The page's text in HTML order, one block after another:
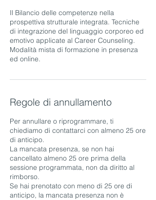
a
t
o
Il Bilancio delle competenze nella
prospettiva strutturale integrata. Tecniche
di integrazione del linguaggio corporeo ed
emotivo applicate al Career Counseling.
Modalità mista di formazione in presenza
ed online.
Regole di annullamento
Per annullare o riprogrammare, ti
chiediamo di contattarci con almeno 25 ore
di anticipo.
La mancata presenza, se non hai
cancellato almeno 25 ore prima della
sessione programmata, non da diritto al
rimborso.
Se hai prenotato con meno di 25 ore di
anticipo, la mancata presenza non è